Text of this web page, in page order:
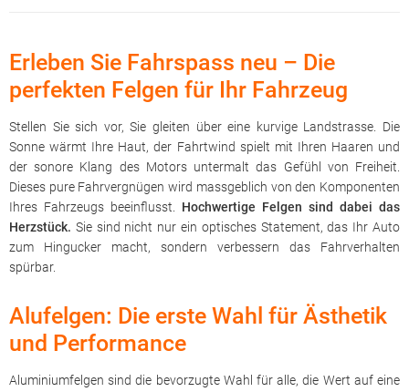
Erleben Sie Fahrspass neu – Die
perfekten Felgen für Ihr Fahrzeug
Stellen Sie sich vor, Sie gleiten über eine kurvige Landstrasse. Die
Sonne wärmt Ihre Haut, der Fahrtwind spielt mit Ihren Haaren und
der sonore Klang des Motors untermalt das Gefühl von Freiheit.
Dieses pure Fahrvergnügen wird massgeblich von den Komponenten
Ihres Fahrzeugs beeinflusst. Hochwertige Felgen sind dabei das
Herzstück. Sie sind nicht nur ein optisches Statement, das Ihr Auto
zum Hingucker macht, sondern verbessern das Fahrverhalten
spürbar.
Alufelgen: Die erste Wahl für Ästhetik
und Performance
Aluminiumfelgen sind die bevorzugte Wahl für alle, die Wert auf eine